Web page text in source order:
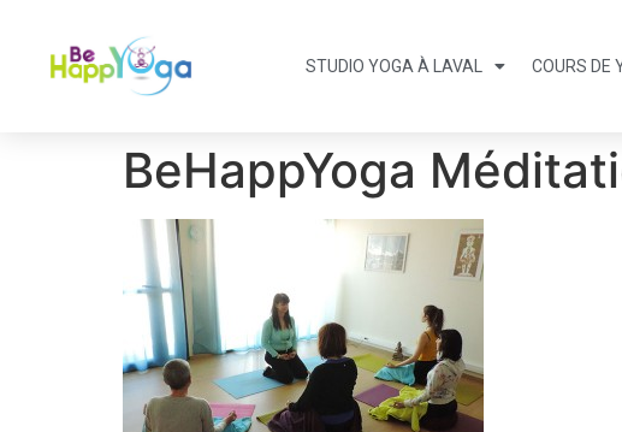
STUDIO YOGA À LAVAL COURS DE
BeHappYoga